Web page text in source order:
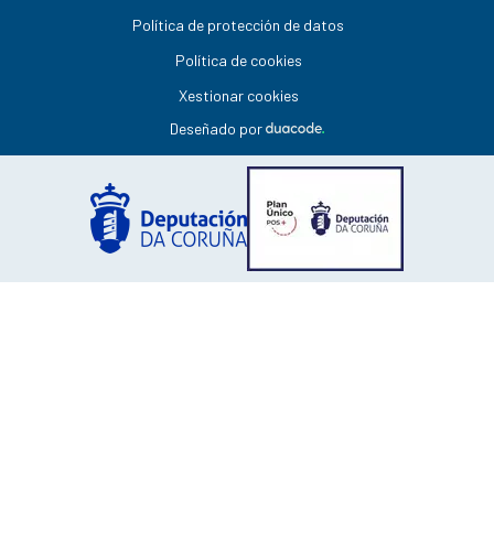
Política de protección de datos
Política de cookies
Xestionar cookies
Deseñado por